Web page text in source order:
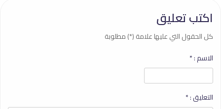
اكتب تعليق
كل الحقول التي عليها علامة (*) مطلوبة
الاسم :*
التعليق :*